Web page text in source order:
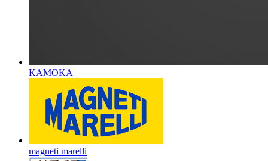
KAMOKA
magneti marelli